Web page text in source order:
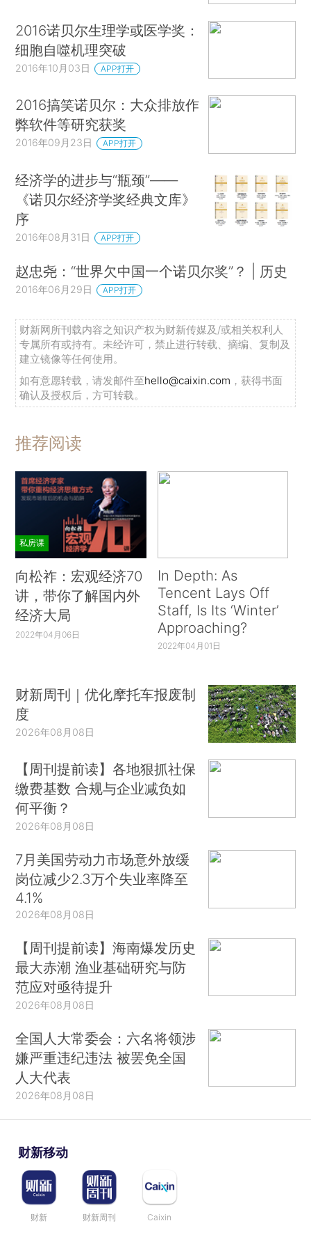
2016诺贝尔生理学或医学奖：
细胞自噬机理突破
2016年10月03日 APP打开
2016搞笑诺贝尔：大众排放作
弊软件等研究获奖
2016年09月23日 APP打开
经济学的进步与“瓶颈”——
《诺贝尔经济学奖经典文库》
序
2016年08月31日 APP打开
赵忠尧：“世界欠中国一个诺贝尔奖”？ | 历史
2016年06月29日 APP打开
财新网所刊载内容之知识产权为财新传媒及/或相关权利人
专属所有或持有。未经许可，禁止进行转载、摘编、复制及
建立镜像等任何使用。
如有意愿转载，请发邮件至hello@caixin.com ，获得书面
确认及授权后，方可转载。
推荐阅读
私房课
向松祚：宏观经济70
讲，带你了解国内外
经济大局
2022年04月06日
In Depth: As
Tencent Lays Off
Staff, Is Its ‘Winter’
Approaching?
2022年04月01日
财新周刊｜优化摩托车报废制
度
2026年08月08日
【周刊提前读】各地狠抓社保
缴费基数 合规与企业减负如
何平衡？
2026年08月08日
7月美国劳动力市场意外放缓
岗位减少2.3万个失业率降至
4.1%
2026年08月08日
【周刊提前读】海南爆发历史
最大赤潮 渔业基础研究与防
范应对亟待提升
2026年08月08日
全国人大常委会：六名将领涉
嫌严重违纪违法 被罢免全国
人大代表
2026年08月08日
财新移动
财新 财新周刊 Caixin